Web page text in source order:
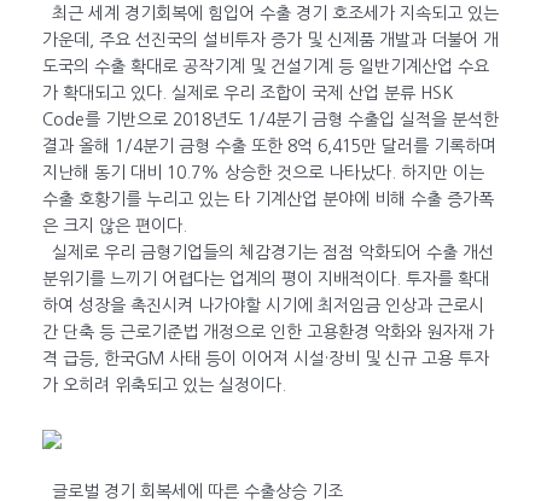
최근 세계 경기회복에 힘입어 수출 경기 호조세가 지속되고 있는
가운데, 주요 선진국의 설비투자 증가 및 신제품 개발과 더불어 개
도국의 수출 확대로 공작기계 및 건설기계 등 일반기계산업 수요
가 확대되고 있다. 실제로 우리 조합이 국제 산업 분류 HSK
Code를 기반으로 2018년도 1/4분기 금형 수출입 실적을 분석한
결과 올해 1/4분기 금형 수출 또한 8억 6,415만 달러를 기록하며
지난해 동기 대비 10.7% 상승한 것으로 나타났다. 하지만 이는
수출 호황기를 누리고 있는 타 기계산업 분야에 비해 수출 증가폭
은 크지 않은 편이다.
실제로 우리 금형기업들의 체감경기는 점점 악화되어 수출 개선
분위기를 느끼기 어렵다는 업계의 평이 지배적이다. 투자를 확대
하여 성장을 촉진시켜 나가야할 시기에 최저임금 인상과 근로시
간 단축 등 근로기준법 개정으로 인한 고용환경 악화와 원자재 가
격 급등, 한국GM 사태 등이 이어져 시설·장비 및 신규 고용 투자
가 오히려 위축되고 있는 실정이다.
글로벌 경기 회복세에 따른 수출상승 기조